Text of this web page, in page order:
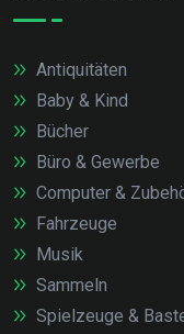
Antiquitäten
Baby & Kind
Bücher
Büro & Gewerbe
Computer &
Fahrzeuge
Musik
Sammeln
Spielzeuge &